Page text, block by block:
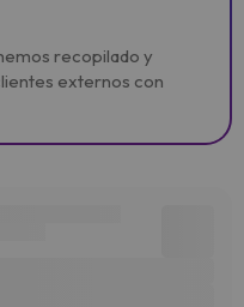
recopilado y
externos con